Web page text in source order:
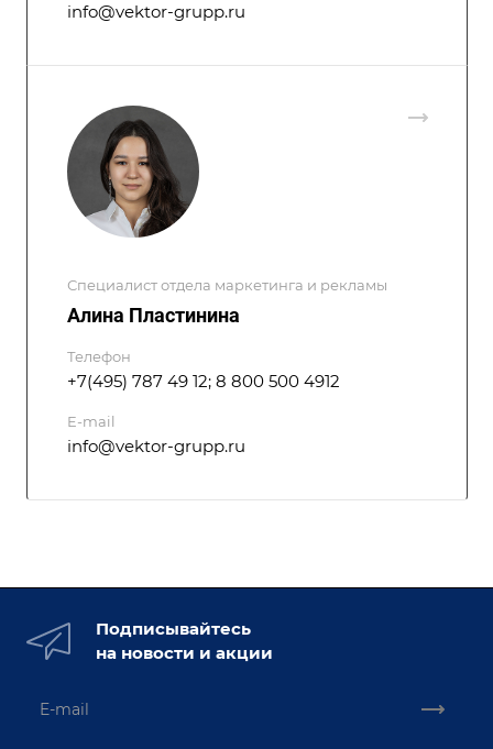
info@vektor-grupp.ru
Специалист отдела маркетинга и рекламы
Алина Пластинина
Телефон
+7(495) 787 49 12; 8 800 500 4912
E-mail
info@vektor-grupp.ru
Подписывайтесь
на новости и акции